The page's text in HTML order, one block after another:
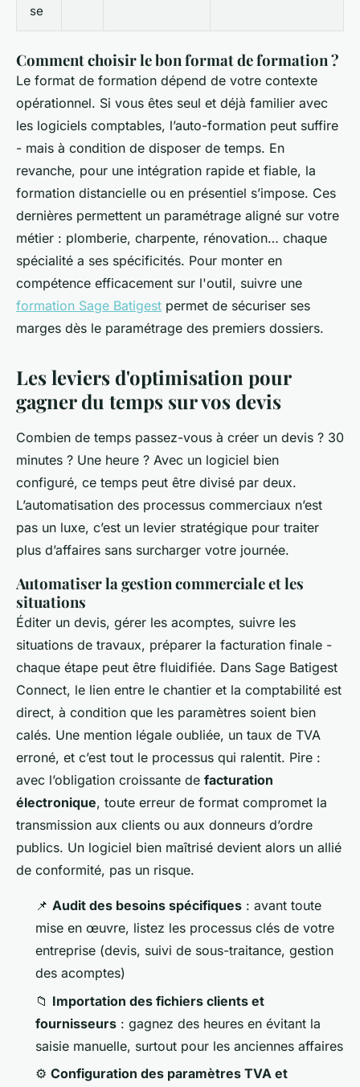
se
Comment choisir le bon format de formation ?
Le format de formation dépend de votre contexte
opérationnel. Si vous êtes seul et déjà familier avec
les logiciels comptables, l’auto-formation peut suffire
- mais à condition de disposer de temps. En
revanche, pour une intégration rapide et fiable, la
formation distancielle ou en présentiel s’impose. Ces
dernières permettent un paramétrage aligné sur votre
métier : plomberie, charpente, rénovation… chaque
spécialité a ses spécificités. Pour monter en
compétence efficacement sur l'outil, suivre une
formation Sage Batigest permet de sécuriser ses
marges dès le paramétrage des premiers dossiers.
Les leviers d'optimisation pour
gagner du temps sur vos devis
Combien de temps passez-vous à créer un devis ? 30
minutes ? Une heure ? Avec un logiciel bien
configuré, ce temps peut être divisé par deux.
L’automatisation des processus commerciaux n’est
pas un luxe, c’est un levier stratégique pour traiter
plus d’affaires sans surcharger votre journée.
Automatiser la gestion commerciale et les
situations
Éditer un devis, gérer les acomptes, suivre les
situations de travaux, préparer la facturation finale -
chaque étape peut être fluidifiée. Dans Sage Batigest
Connect, le lien entre le chantier et la comptabilité est
direct, à condition que les paramètres soient bien
calés. Une mention légale oubliée, un taux de TVA
erroné, et c’est tout le processus qui ralentit. Pire :
avec l’obligation croissante de facturation
électronique, toute erreur de format compromet la
transmission aux clients ou aux donneurs d’ordre
publics. Un logiciel bien maîtrisé devient alors un allié
de conformité, pas un risque.
📌 Audit des besoins spécifiques : avant toute
mise en œuvre, listez les processus clés de votre
entreprise (devis, suivi de sous-traitance, gestion
des acomptes)
📁 Importation des fichiers clients et
fournisseurs : gagnez des heures en évitant la
saisie manuelle, surtout pour les anciennes affaires
⚙️ Configuration des paramètres TVA et